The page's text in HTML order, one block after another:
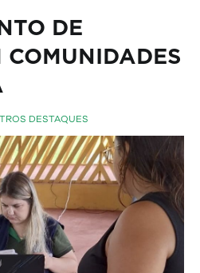
DE
COMUNIDADES
DESTAQUES